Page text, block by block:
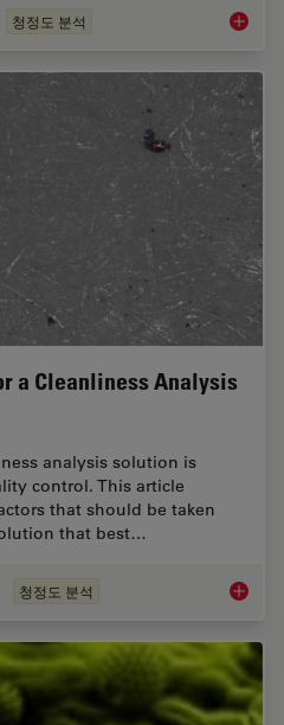
청정도 분석 3
a Cleanliness Analysis
analysis solution is
control. This article
that should be taken
that best…
청정도 분석 Factors